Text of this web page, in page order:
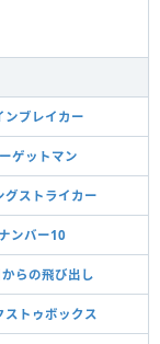
ンブレイカー
ゲットマン
グストライカー
ナンバー10
らの飛び出し
ストゥボックス